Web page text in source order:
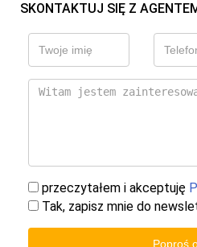
SKONTAKTUJ SIĘ Z
przeczytałem i akceptuję
Tak, zapisz mnie do
Poproś